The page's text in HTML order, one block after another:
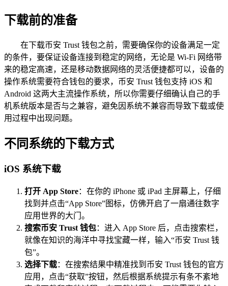
下载前的准备
在下载币安 Trust 钱包之前，需要确保你的设备满足一定
的条件，要保证设备连接到稳定的网络，无论是 Wi-Fi 网络带
来的稳定高速，还是移动数据网络的灵活便捷都可以，设备的
操作系统需要符合钱包的要求，币安 Trust 钱包支持 iOS 和
Android 这两大主流操作系统，所以你需要仔细确认自己的手
机系统版本是否与之兼容，避免因系统不兼容而导致下载或使
用过程中出现问题。
不同系统的下载方式
iOS 系统下载
打开 App Store：在你的 iPhone 或 iPad 主屏幕上，仔细
找到并点击“App Store”图标，仿佛开启了一扇通往数字
应用世界的大门。
搜索币安 Trust 钱包：进入 App Store 后，点击搜索栏，
就像在知识的海洋中寻找宝藏一样，输入“币安 Trust 钱
包”。
选择下载：在搜索结果中精准找到币安 Trust 钱包的官方
应用，点击“获取”按钮，然后根据系统提示有条不紊地